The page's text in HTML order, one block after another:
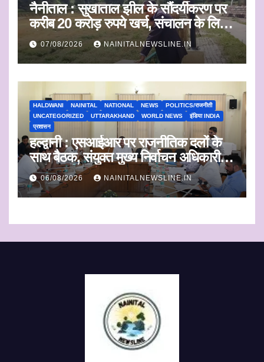
नैनीताल : सुखाताल झील के सौंदर्यीकरण पर
करीब 20 करोड़ रुपये खर्च, संचालन के लिए
संस्था का चयन जल्द
07/08/2026 NAINITALNEWSLINE.IN
HALDWANI NAINITAL NATIONAL NEWS
POLITICS/राजनीती
UNCATEGORIZED
UTTARAKHAND WORLD NEWS
इंडिया INDIA
प्रशासन
हल्द्वानी : एसआईआर पर राजनीतिक दलों के
साथ बैठक, संयुक्त मुख्य निर्वाचन अधिकारी ने
सुनी आपत्तियां
06/08/2026 NAINITALNEWSLINE.IN